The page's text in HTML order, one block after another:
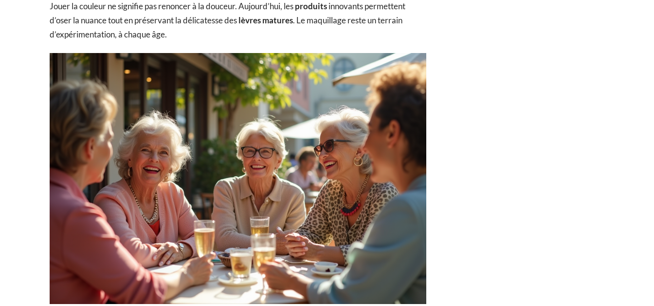
Jouer la couleur ne signifie pas renoncer à la douceur. Aujourd’hui, lesproduitsinnovants permettent
d’oser la nuance tout en préservant la délicatesse deslèvres matures. Le maquillage reste un terrain
d’expérimentation, à chaque âge.